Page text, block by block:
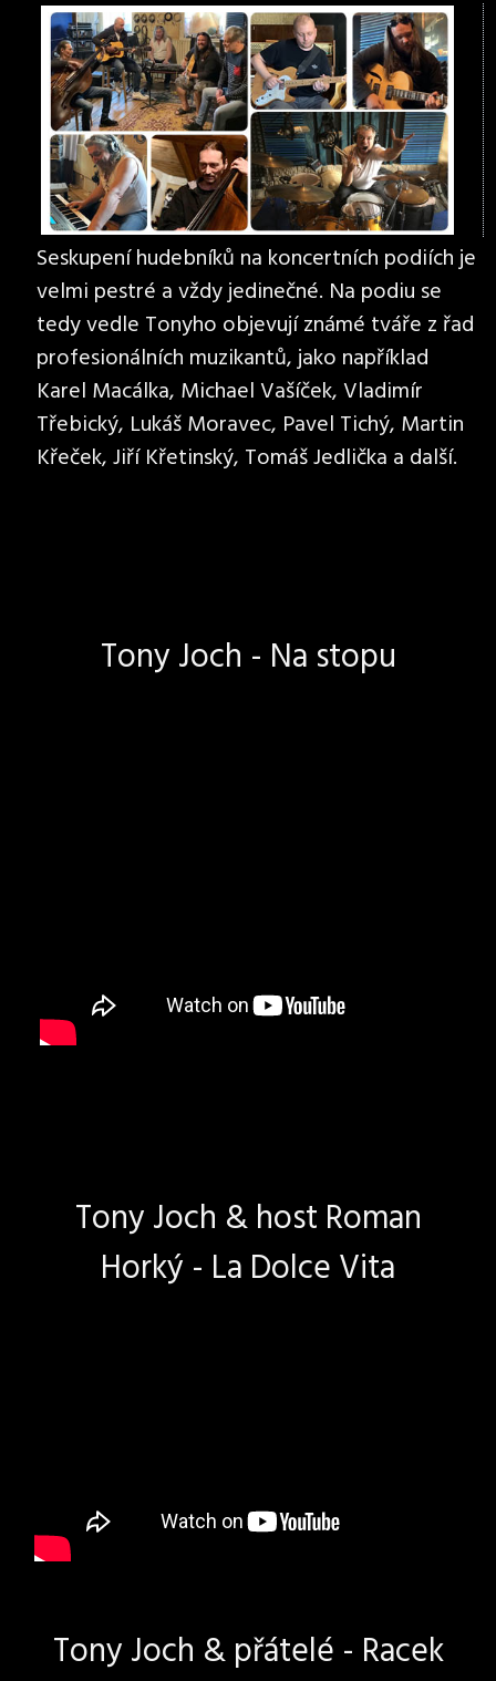
Seskupení hudebníků na koncertních podiích je
velmi pestré a vždy jedinečné. Na podiu se
tedy vedle Tonyho objevují známé tváře z řad
profesionálních muzikantů, jako například
Karel Macálka, Michael Vašíček, Vladimír
Třebický, Lukáš Moravec, Pavel Tichý, Martin
Křeček, Jiří Křetinský, Tomáš Jedlička a další.
Tony Joch - Na stopu
Tony Joch & host Roman
Horký - La Dolce Vita
Tony Joch & přátelé - Racek